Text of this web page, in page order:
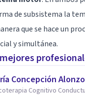
de subsistema la
que se hace un
y simultánea.
Concepción
Cognitivo